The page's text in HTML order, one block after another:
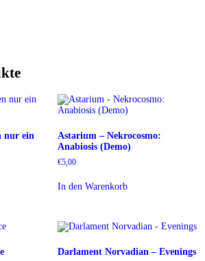
nur ein
Astarium – Nekrocosmo:
Anabiosis (Demo)
€5,00
In den Warenkorb
Darlament Norvadian – Evenings